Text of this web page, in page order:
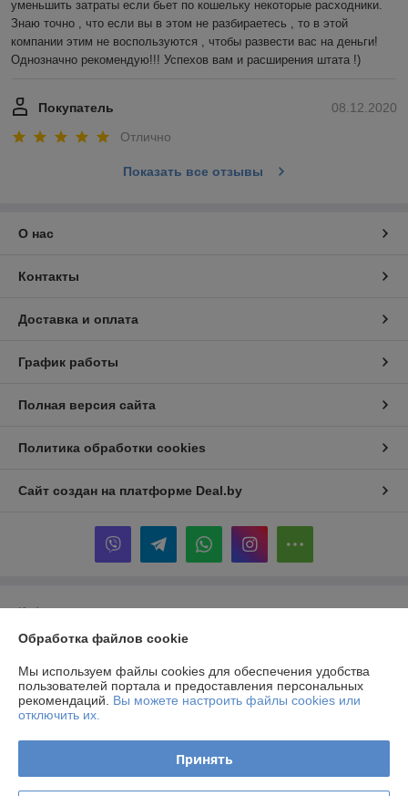
уменьшить затраты если бьет по кошельку некоторые расходники.
Знаю точно , что если вы в этом не разбираетесь , то в этой
компании этим не воспользуются , чтобы развести вас на деньги!
Однозначно рекомендую!!! Успехов вам и расширения штата !)
08.12.2020
Покупатель
Отлично
Показать все отзывы
О нас
Контакты
Доставка и оплата
График работы
Полная версия сайта
Политика обработки cookies
Сайт создан на платформе Deal.by
Информация для покупателя
Юридическое лицо:Частное производственно-торговое унитарное
223141, г. Логойск, ул. Тимчука, 11
Регистрационный номер ЕГР: 690844228
Регистрационный орган: Логойский районный исполнительный
Обработка файлов cookie
Мы используем файлы cookies для обеспечения удобства
пользователей портала и предоставления персональных
рекомендаций. Вы можете настроить файлы cookies или
отключить их.
Принять